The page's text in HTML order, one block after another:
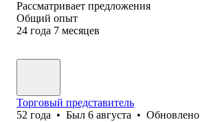
Рассматривает предложения
Общий опыт
24 года 7 месяцев
Торговый представитель
52 года • Был 6 августа • Обновлено